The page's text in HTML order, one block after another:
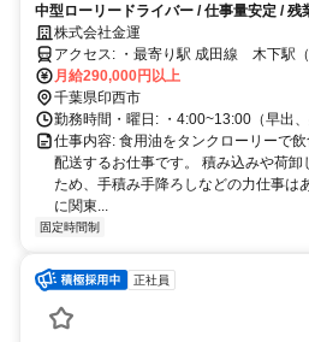
中型ローリードライバー / 仕事量安定 / 残
株式会社金運
アクセス: ・最寄り駅 成田線 木下駅（車で10分） 北総線 千葉ニュ
月給290,000円以上
千葉県印西市
勤務時間・曜日: ・4:00~13:00（早出、
仕事内容: 食用油をタンクローリーで
配送するお仕事です。 積み込みや荷
ため、手積み手降ろしなどの力仕事は
に関東...
固定時間制
正社員